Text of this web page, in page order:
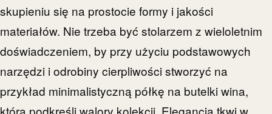
skupieniu się na prostocie formy i jakości
materiałów. Nie trzeba być stolarzem z wieloletnim
doświadczeniem, by przy użyciu podstawowych
narzędzi i odrobiny cierpliwości stworzyć na
przykład minimalistyczną półkę na butelki wina,